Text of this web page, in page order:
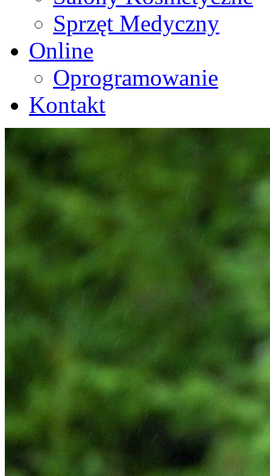
Sprzęt Medyczny
Online
Oprogramowanie
Kontakt